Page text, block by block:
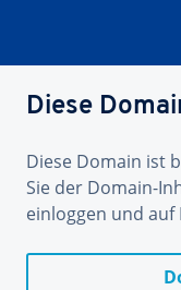
Diese
Diese Domain ist
Sie der Domain-
einloggen und